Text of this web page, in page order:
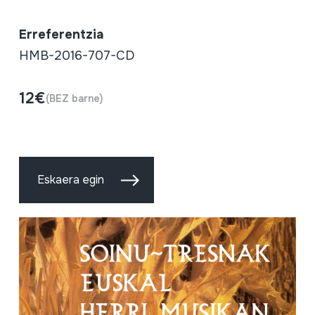
Erreferentzia
HMB-2016-707-CD
12€(BEZ barne)
Eskaera egin